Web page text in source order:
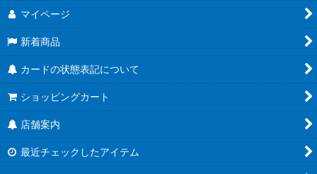
マイページ
新着商品
カードの状態表記について
ショッピングカート
店舗案内
最近チェックしたアイテム